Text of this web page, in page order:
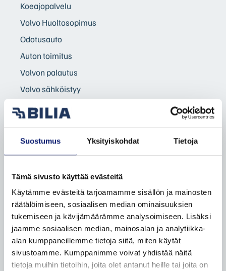
Suostumus Yksityiskohdat Tietoja
Tämä sivusto käyttää evästeitä
Käytämme evästeitä tarjoamamme sisällön ja mainosten
räätälöimiseen, sosiaalisen median ominaisuuksien
tukemiseen ja kävijämäärämme analysoimiseen. Lisäksi
jaamme sosiaalisen median, mainosalan ja analytiikka-
alan kumppaneillemme tietoja siitä, miten käytät
sivustoamme. Kumppanimme voivat yhdistää näitä
tietoja muihin tietoihin, joita olet antanut heille tai joita on
Koeajopalvelu
Volvo Huoltosopimus
Odotusauto
Auton toimitus
Volvon palautus
Volvo sähköistyy
Yritysasiakkaat
Yksityisasiakkaat
Taksit
Etämyynnin ehdot
Autohaku
Volvo Selekt vaihtoautot
Bilia Complete vaihtoautot
Bilia lisäpalvelut
Bilia vaihtoautot